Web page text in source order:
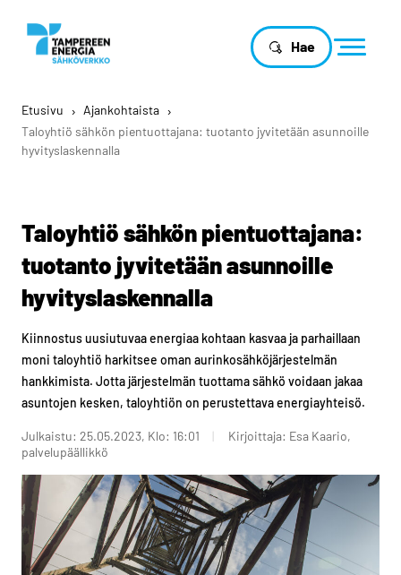
Hae
Etusivu › Ajankohtaista ›
Taloyhtiö sähkön pientuottajana: tuotanto jyvitetään asunnoille
hyvityslaskennalla
Taloyhtiö sähkön pientuottajana:
tuotanto jyvitetään asunnoille
hyvityslaskennalla
Kiinnostus uusiutuvaa energiaa kohtaan kasvaa ja parhaillaan
moni taloyhtiö harkitsee oman aurinkosähköjärjestelmän
hankkimista. Jotta järjestelmän tuottama sähkö voidaan jakaa
asuntojen kesken, taloyhtiön on perustettava energiayhteisö.
Julkaistu: 25.05.2023, Klo: 16:01
Kirjoittaja: Esa Kaario,
palvelupäällikkö